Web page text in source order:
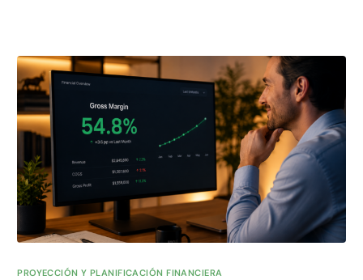
PROYECCIÓN Y PLANIFICACIÓN FINANCIERA